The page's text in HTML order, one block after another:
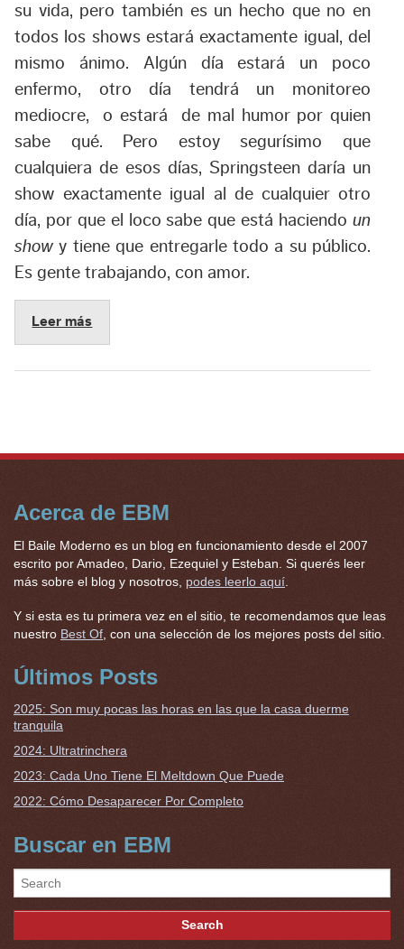
su vida, pero también es un hecho que no en
todos los shows estará exactamente igual, del
mismo ánimo. Algún día estará un poco
enfermo, otro día tendrá un monitoreo
mediocre, o estará de mal humor por quien
sabe qué. Pero estoy segurísimo que
cualquiera de esos días, Springsteen daría un
show exactamente igual al de cualquier otro
día, por que el loco sabe que está haciendo un
showy tiene que entregarle todo a su público.
Es gente trabajando, con amor.
Leer más
Acerca de EBM
El Baile Moderno es un blog en funcionamiento desde el 2007
escrito por Amadeo, Dario, Ezequiel y Esteban. Si querés leer
más sobre el blog y nosotros, podes leerlo aquí.
Y si esta es tu primera vez en el sitio, te recomendamos que leas
nuestro Best Of, con una selección de los mejores posts del sitio.
Últimos Posts
2025: Son muy pocas las horas en las que la casa duerme
tranquila
2024: Ultratrinchera
2023: Cada Uno Tiene El Meltdown Que Puede
2022: Cómo Desaparecer Por Completo
Buscar en EBM